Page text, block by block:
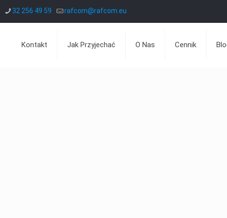
32 256 49 59 rafcom@rafcom.eu
Kontakt Jak Przyjechać O Nas Cennik